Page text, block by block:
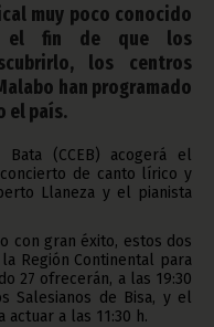
muy poco conocido
el fin de que los
los centros
han programado
el país.
(CCEB) acogerá el
de canto lírico y
Llaneza y el pianista
con gran éxito, estos dos
Región Continental para
27 ofrecerán, a las 19:30
Salesianos de Bisa, y el
a las 11:30 h.